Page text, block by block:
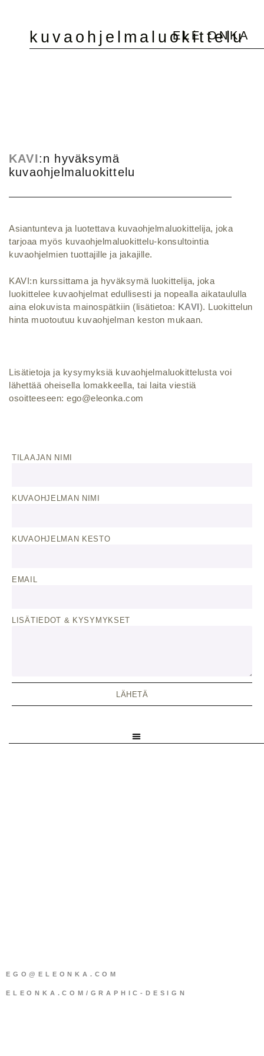
kuvaohjelmaluokittelu
ELE ONKA
KAVI:n hyväksymä
kuvaohjelmaluokittelu
Asiantunteva ja luotettava kuvaohjelmaluokittelija, joka
tarjoaa myös kuvaohjelmaluokittelu-konsultointia
kuvaohjelmien tuottajille ja jakajille.
KAVI:n kurssittama ja hyväksymä luokittelija, joka
luokittelee kuvaohjelmat edullisesti ja nopealla aikataululla
aina elokuvista mainospätkiin (lisätietoa: KAVI). Luokittelun
hinta muotoutuu kuvaohjelman keston mukaan.
Lisätietoja ja kysymyksiä kuvaohjelmaluokittelusta voi
lähettää oheisella lomakkeella, tai laita viestiä
osoitteeseen: ego@eleonka.com
TILAAJAN NIMI
KUVAOHJELMAN NIMI
KUVAOHJELMAN KESTO
EMAIL
LISÄTIEDOT & KYSYMYKSET
LÄHETÄ
EGO@ELEONKA.COM
ELEONKA.COM/GRAPHIC-DESIGN